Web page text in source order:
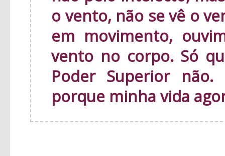
o vento, não se vê o
em movimento,
vento no corpo. Só
Poder Superior
porque minha vida